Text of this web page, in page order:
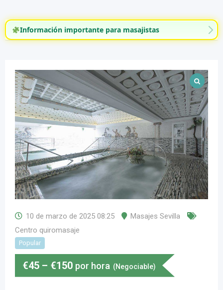
Información importante para masajistas
10 de marzo de 2025 08:25
Masajes Sevilla
Centro quiromasaje
Popular
€45 – €150 por hora (Negociable)